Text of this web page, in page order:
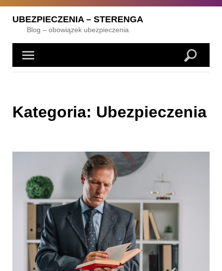
Skip
UBEZPIECZENIA – STERENGA
Blog – obowiązek ubezpieczenia
Kategoria: Ubezpieczenia